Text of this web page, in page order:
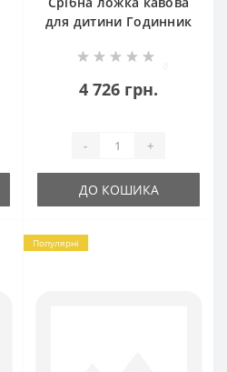
для дитини Годинник
4 726 грн.
- +
ДО КОШИКА
Популярні